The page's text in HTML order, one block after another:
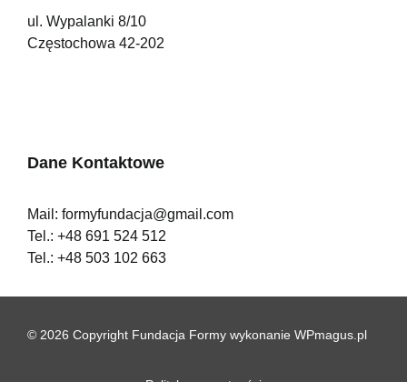
ul. Wypalanki 8/10
Częstochowa 42-202
Dane Kontaktowe
Mail: formyfundacja@gmail.com
Tel.: +48 691 524 512
Tel.: +48 503 102 663
© 2026 Copyright Fundacja Formy wykonanie WPmagus.pl